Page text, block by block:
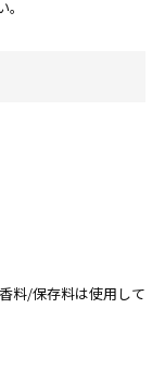
料/保存料は使用して